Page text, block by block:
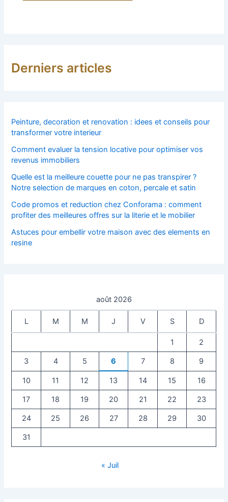
Derniers articles
Peinture, decoration et renovation : idees et conseils pour
transformer votre interieur
Comment evaluer la tension locative pour optimiser vos
revenus immobiliers
Quelle est la meilleure couette pour ne pas transpirer ?
Notre selection de marques en coton, percale et satin
Code promos et reduction chez Conforama : comment
profiter des meilleures offres sur la literie et le mobilier
Astuces pour embellir votre maison avec des elements en
resine
août 2026
L M M J V S D
1 2
3 4 5 6 7 8 9
10 11 12 13 14 15 16
17 18 19 20 21 22 23
24 25 26 27 28 29 30
31
« Juil